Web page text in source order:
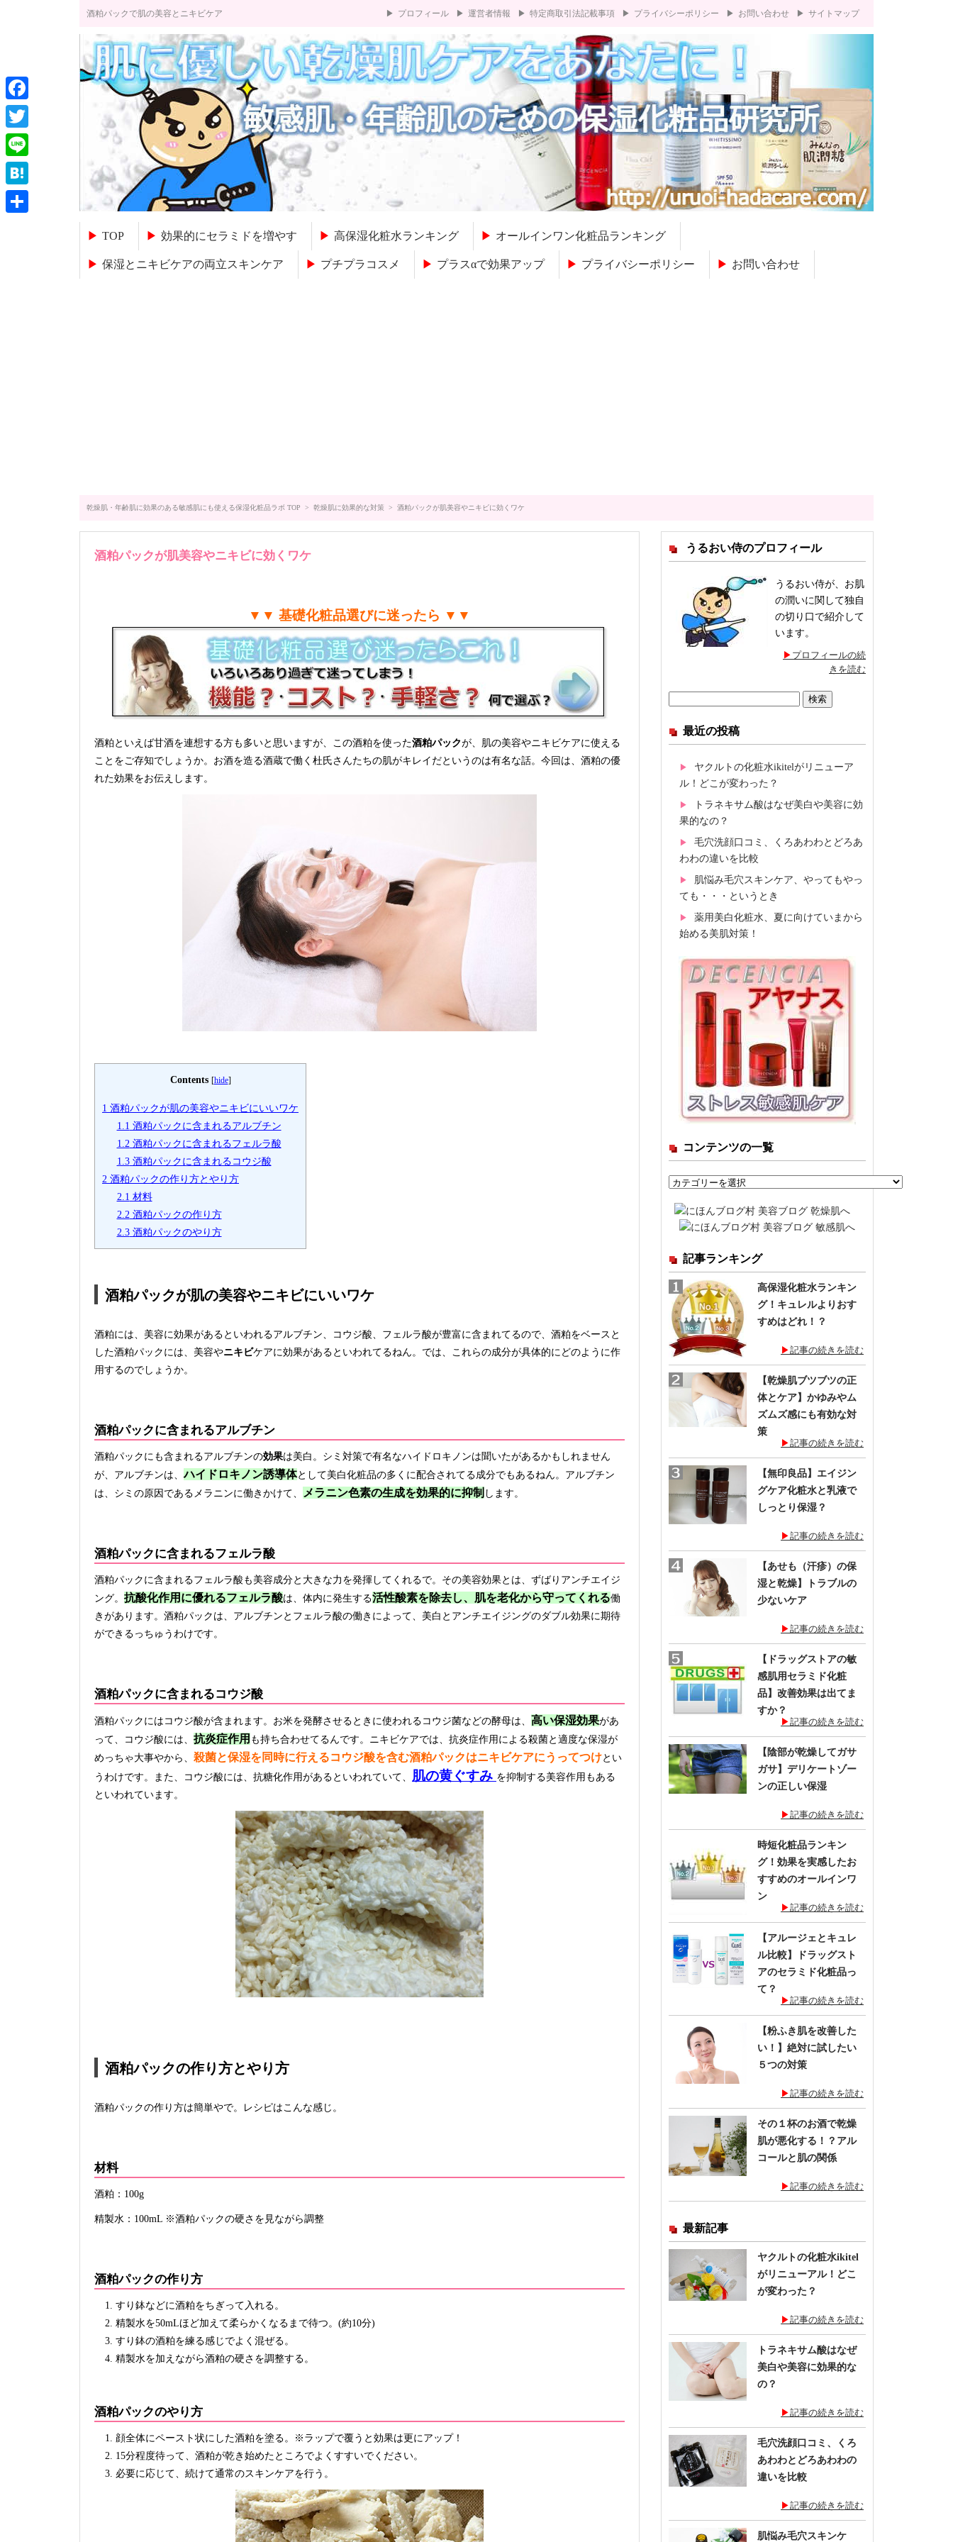
酒粕パックで肌の美容とニキビケア プロフィール 運営者情報 特定商取引法記載事項 プライバシーポリシー お問い合わせ サイトマップ
TOP 効果的にセラミドを増やす 高保湿化粧水ランキング オールインワン化粧品ランキング
保湿とニキビケアの両立スキンケア プチプラコスメ プラスαで効果アップ プライバシーポリシー お問い合わせ
乾燥肌・年齢肌に効果のある敏感肌にも使える保湿化粧品ラボ TOP > 乾燥肌に効果的な対策 > 酒粕パックが肌美容やニキビに効くワケ
酒粕パックが肌美容やニキビに効くワケ
▼▼ 基礎化粧品選びに迷ったら ▼▼
酒粕といえば甘酒を連想する方も多いと思いますが、この酒粕を使った酒粕パックが、肌の美容やニキビケアに使える
ことをご存知でしょうか。お酒を造る酒蔵で働く杜氏さんたちの肌がキレイだというのは有名な話。今回は、酒粕の優
れた効果をお伝えします。
Contents [hide]
1 酒粕パックが肌の美容やニキビにいいワケ
1.1 酒粕パックに含まれるアルブチン
1.2 酒粕パックに含まれるフェルラ酸
1.3酒粕パックに含まれるコウジ酸
2 酒粕パックの作り方とやり方
2.1 材料
2.2 酒粕パックの作り方
2.3酒粕パックのやり方
酒粕パックが肌の美容やニキビにいいワケ
酒粕には、美容に効果があるといわれるアルブチン、コウジ酸、フェルラ酸が豊富に含まれてるので、酒粕をベースと
した酒粕パックには、美容やニキビケアに効果があるといわれてるねん。では、これらの成分が具体的にどのように作
用するのでしょうか。
酒粕パックに含まれるアルブチン
酒粕パックにも含まれるアルブチンの効果は美白。シミ対策で有名なハイドロキノンは聞いたがあるかもしれません
が、アルブチンは、ハイドロキノン誘導体として美白化粧品の多くに配合されてる成分でもあるねん。アルブチン
は、シミの原因であるメラニンに働きかけて、
メラニン色素の生成を効果的に抑制 します。
酒粕パックに含まれるフェルラ酸
酒粕パックに含まれるフェルラ酸も美容成分と大きな力を発揮してくれるで。その美容効果とは、ずばりアンチエイジ
ング。 抗酸化作用に優れるフェルラ酸は、体内に発生する活性酸素を除去し、肌を老化から守ってくれる働
きがあります。酒粕パックは、アルブチンとフェルラ酸の働きによって、美白とアンチエイジングのダブル効果に期待
ができるっちゅうわけです。
酒粕パックに含まれるコウジ酸
酒粕パックにはコウジ酸が含まれます。お米を発酵させるときに使われるコウジ菌などの酵母は、 高い保湿効果があ
って、コウジ酸には、 抗炎症作用 も持ち合わせてるんです。ニキビケアでは、抗炎症作用による殺菌と適度な保湿が
めっちゃ大事やから、 殺菌と保湿を同時に行えるコウジ酸を含む酒粕パックはニキビケアにうってつけとい
うわけです。また、コウジ酸には、抗糖化作用があるといわれていて、
肌の黄ぐすみ を抑制する美容作用もある
といわれています。
酒粕パックの作り方とやり方
酒粕パックの作り方は簡単やで。レシピはこんな感じ。
材料
酒粕：100g
精製水：100mL ※酒粕パックの硬さを見ながら調整
酒粕パックの作り方
すり鉢などに酒粕をちぎって入れる。
精製水を50mLほど加えて柔らかくなるまで待つ。(約10分)
すり鉢の酒粕を練る感じでよく混ぜる。
精製水を加えながら酒粕の硬さを調整する。
酒粕パックのやり方
顔全体にペースト状にした酒粕を塗る。※ラップで覆うと効果は更にアップ！
15分程度待って、酒粕が乾き始めたところでよくすすいでください。
必要に応じて、続けて通常のスキンケアを行う。
うるおい侍のプロフィール
うるおい侍が、お肌
の潤いに関して独自
の切り口で紹介して
います。
プロフィールの続
きを読む
最近の投稿
ヤクルトの化粧水ikitelがリニューア
ル！どこが変わった？
トラネキサム酸はなぜ美白や美容に効
果的なの？
毛穴洗顔口コミ、くろあわわとどろあ
わわの違いを比較
肌悩み毛穴スキンケア、やってもやっ
ても・・・というとき
薬用美白化粧水、夏に向けていまから
始める美肌対策！
コンテンツの一覧
コ
テ
の
一
覧
記事ランキング
高保湿化粧水ランキン
グ！キュレルよりおす
すめはどれ！？
記事の続きを読む
【乾燥肌ブツブツの正
体とケア】かゆみやム
ズムズ感にも有効な対
策
記事の続きを読む
【無印良品】エイジン
グケア化粧水と乳液で
しっとり保湿？
記事の続きを読む
【あせも（汗疹）の保
湿と乾燥】トラブルの
少ないケア
記事の続きを読む
【ドラッグストアの敏
感肌用セラミド化粧
品】改善効果は出てま
すか？
記事の続きを読む
【陰部が乾燥してガサ
ガサ】デリケートゾー
ンの正しい保湿
記事の続きを読む
時短化粧品ランキン
グ！効果を実感したお
すすめのオールインワ
ン
記事の続きを読む
【アルージェとキュレ
ル比較】ドラッグスト
アのセラミド化粧品っ
て？
記事の続きを読む
【粉ふき肌を改善した
い！】絶対に試したい
５つの対策
記事の続きを読む
その１杯のお酒で乾燥
肌が悪化する！？アル
コールと肌の関係
記事の続きを読む
最新記事
ヤクルトの化粧水ikitel
がリニューアル！どこ
が変わった？
記事の続きを読む
トラネキサム酸はなぜ
美白や美容に効果的な
の？
記事の続きを読む
毛穴洗顔口コミ、くろ
あわわとどろあわわの
違いを比較
記事の続きを読む
肌悩み毛穴スキンケ
Facebook
Twitter
Line
Hatena